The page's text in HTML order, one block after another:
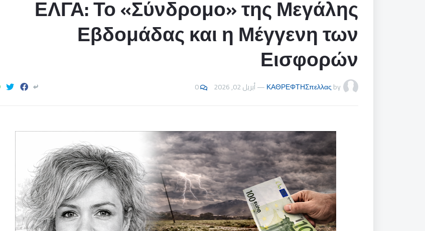
ΕΛΓΑ: Το «Σύνδρομο» της Μεγάλης
Εβδομάδας και η Μέγγενη των
Εισφορών
by
ΚΑΘΡΕΦΤΗΣπελλας
—أبريل 02, 2026 0